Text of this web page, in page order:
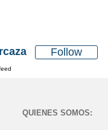
Follow
QUIENES SOMOS: